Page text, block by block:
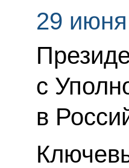
29
с
в